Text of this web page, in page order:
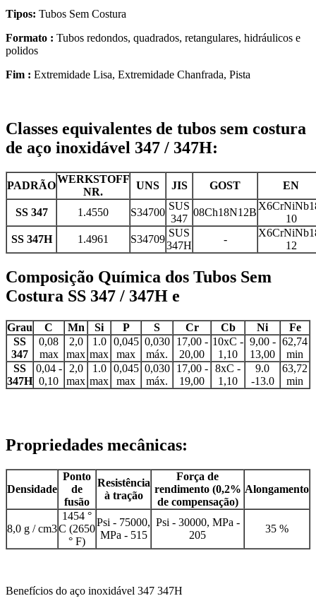
Tipos: Tubos Sem Costura
Formato : Tubos redondos, quadrados, retangulares, hidráulicos e
polidos
Fim : Extremidade Lisa, Extremidade Chanfrada, Pista
Classes equivalentes de tubos sem costura
de aço inoxidável 347 / 347H:
PADRÃO
WERKSTOFF
NR.
UNS JIS GOST EN
SS 347 1.4550 S34700
SUS
347
08Ch18N12B
10
SS 347H
1.4961 S34709
SUS
347H
-
12
Composição Química dos Tubos Sem
Costura SS 347 / 347H e
Grau C Mn Si P S Cr Cb Ni
Fe
SS
347
0,08
max
2,0
max
1.0
max
0,045
max
0,030
máx.
17,00 -
20,00
10xC -
1,10
9,00 -
13,00
62,74
min
SS
347H
0,04 -
0,10
2,0
max
1.0
max
0,045
max
0,030
máx.
17,00 -
19,00
8xC -
1,10
9.0
-13.0
63,72
min
Propriedades mecânicas:
Densidade
Ponto
de
fusão
Resistência
à tração
Força de
rendimento (0,2%
de compensação)
Alongamento
8,0 g / cm3
1454 °
C (2650
° F)
Psi - 75000,
MPa - 515
Psi - 30000, MPa -
205
35 %
Benefícios do aço inoxidável 347 347H